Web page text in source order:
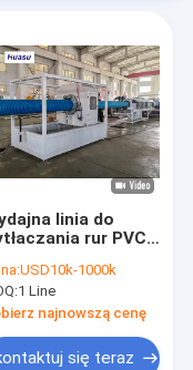
linia do
rur PVC
Siemens
do produkcji rur
32-
USD10k-1000k
1 Line
najnowszą cenę
się teraz